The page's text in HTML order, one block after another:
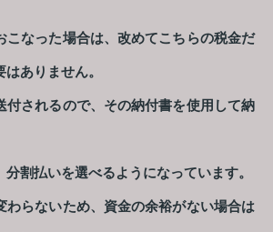
こなった場合は、改めてこちらの税金だ
ありません。
付されるので、その納付書を使用して納
割払いを選べるようになっています。
わらないため、資金の余裕がない場合は